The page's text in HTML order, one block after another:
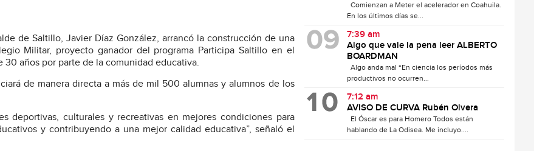
de Saltillo, Javier Díaz González, arrancó la construcción de una
Militar, proyecto ganador del programa Participa Saltillo en el
años por parte de la comunidad educativa.
de manera directa a más de mil 500 alumnas y alumnos de los
deportivas, culturales y recreativas en mejores condiciones para
y contribuyendo a una mejor calidad educativa”, señaló el
Comienzan a Meter el acelerador en Coahuila.
En los últimos días se...
7:39 am
Algo que vale la pena leer ALBERTO
BOARDMAN
Algo anda mal “En ciencia los períodos más
productivos no ocurren...
7:12 am
AVISO DE CURVA Rubén Olvera
El Óscar es para Homero Todos están
hablando de La Odisea. Me incluyo....